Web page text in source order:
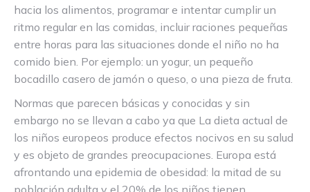
hacia los alimentos, programar e intentar cumplir un
ritmo regular en las comidas, incluir raciones pequeñas
entre horas para las situaciones donde el niño no ha
comido bien. Por ejemplo: un yogur, un pequeño
bocadillo casero de jamón o queso, o una pieza de fruta.
Normas que parecen básicas y conocidas y sin
embargo no se llevan a cabo ya que La dieta actual de
los niños europeos produce efectos nocivos en su salud
y es objeto de grandes preocupaciones. Europa está
afrontando una epidemia de obesidad: la mitad de su
población adulta y el 20% de los niños tienen